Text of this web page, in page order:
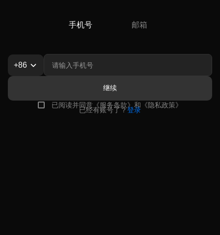
手机号 邮箱
+86
继续
已阅读并同意 《服务条款》和 《隐私政策》
已经有账号了？登录